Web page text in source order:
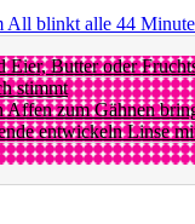
All blinkt alle 44
Eier, Butter oder
stimmt
Affen zum Gähnen
entwickeln Linse